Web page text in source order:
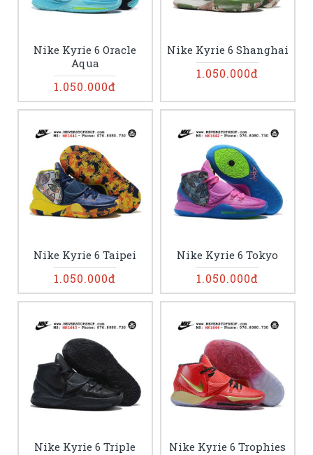
Nike Kyrie 6 Oracle
Aqua
1.050.000đ
Nike Kyrie 6 Shanghai
1.050.000đ
Nike Kyrie 6 Taipei
1.050.000đ
Nike Kyrie 6 Tokyo
1.050.000đ
Nike Kyrie 6 Triple
Nike Kyrie 6 Trophies